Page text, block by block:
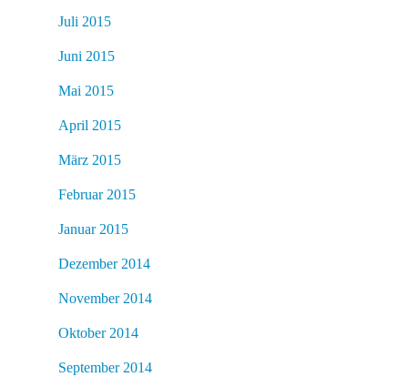
Juli 2015
Juni 2015
Mai 2015
April 2015
März 2015
Februar 2015
Januar 2015
Dezember 2014
November 2014
Oktober 2014
September 2014